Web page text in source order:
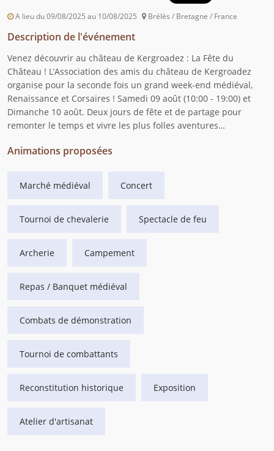
A lieu du 09/08/2025 au 10/08/2025 Brélès / Bretagne / France
Description de l'événement
Venez découvrir au château de Kergroadez : La Fête du
Château ! L’Association des amis du château de Kergroadez
organise pour la seconde fois un grand week-end médiéval,
Renaissance et Corsaires ! Samedi 09 août (10:00 - 19:00) et
Dimanche 10 août. Deux jours de fête et de partage pour
remonter le temps et vivre les plus folles aventures…
Animations proposées
Marché médiéval Concert
Tournoi de chevalerie Spectacle de feu
Archerie Campement
Repas / Banquet médiéval
Combats de démonstration
Tournoi de combattants
Reconstitution historique Exposition
Atelier d'artisanat